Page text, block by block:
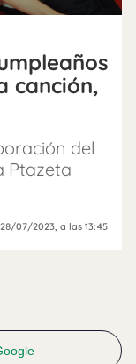
canción,
del
Ptazeta
28/07/2023, a las 13:45